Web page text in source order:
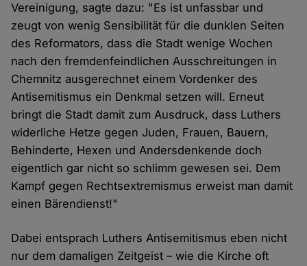
Vereinigung, sagte dazu: "Es ist unfassbar und
zeugt von wenig Sensibilität für die dunklen Seiten
des Reformators, dass die Stadt wenige Wochen
nach den fremdenfeindlichen Ausschreitungen in
Chemnitz ausgerechnet einem Vordenker des
Antisemitismus ein Denkmal setzen will. Erneut
bringt die Stadt damit zum Ausdruck, dass Luthers
widerliche Hetze gegen Juden, Frauen, Bauern,
Behinderte, Hexen und Andersdenkende doch
eigentlich gar nicht so schlimm gewesen sei. Dem
Kampf gegen Rechtsextremismus erweist man damit
einen Bärendienst!"
Dabei entsprach Luthers Antisemitismus eben nicht
nur dem damaligen Zeitgeist – wie die Kirche oft